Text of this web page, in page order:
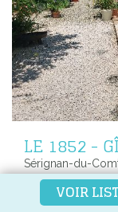
LE 1852 -
Sérignan-du-
France
David &
VOIR